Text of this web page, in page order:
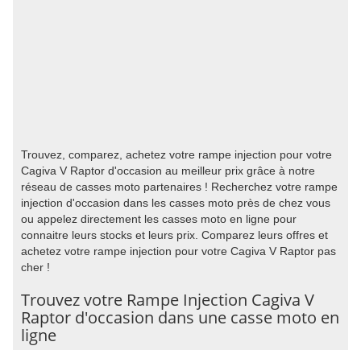
Trouvez, comparez, achetez votre rampe injection pour votre
Cagiva V Raptor d'occasion au meilleur prix grâce à notre
réseau de casses moto partenaires ! Recherchez votre rampe
injection d'occasion dans les casses moto près de chez vous
ou appelez directement les casses moto en ligne pour
connaitre leurs stocks et leurs prix. Comparez leurs offres et
achetez votre rampe injection pour votre Cagiva V Raptor pas
cher !
Trouvez votre Rampe Injection Cagiva V
Raptor d'occasion dans une casse moto en
ligne